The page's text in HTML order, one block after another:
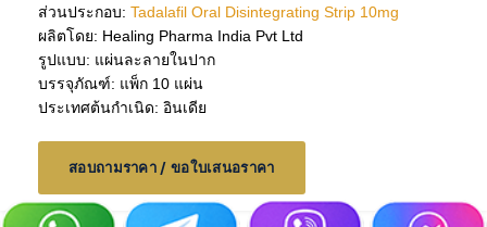
ส่วนประกอบ: Tadalafil Oral Disintegrating Strip 10mg
ผลิตโดย: Healing Pharma India Pvt Ltd
รูปแบบ: แผ่นละลายในปาก
บรรจุภัณฑ์: แพ็ก 10 แผ่น
ประเทศต้นกำเนิด: อินเดีย
สอบถามราคา / ขอใบเสนอราคา